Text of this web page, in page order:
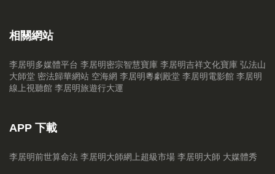
相關網站
李居明多媒體平台 李居明密宗智慧寶庫 李居明吉祥文化寶庫 弘法山
大師堂 密法歸華網站 空海網 李居明粵劇殿堂 李居明電影館 李居明
線上視聽館 李居明旅遊行大運
APP 下載
李居明前世算命法 李居明大師網上超級市場 李居明大師 大媒體秀